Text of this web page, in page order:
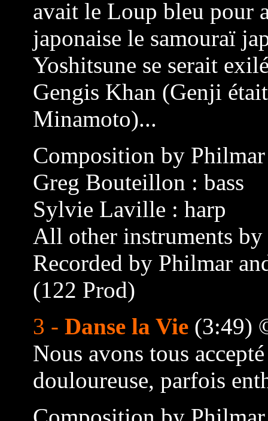
avait le Loup bleu pour
japonaise le samouraï
Yoshitsune se serait
Gengis Khan (Genji
Minamoto)...
Composition by Philmar
Greg Bouteillon : bass
Sylvie Laville : harp
All other instruments
Recorded by Philmar
(122 Prod)
3 - Danse la Vie (3:49)
Nous avons tous
douloureuse, parfois